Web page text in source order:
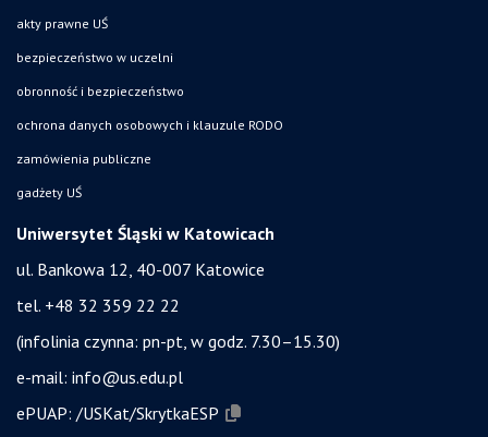
akty prawne UŚ
bezpieczeństwo w uczelni
obronność i bezpieczeństwo
ochrona danych osobowych i klauzule RODO
zamówienia publiczne
gadżety UŚ
Uniwersytet Śląski w Katowicach
ul. Bankowa 12, 40-007 Katowice
tel. +48 32 359 22 22
(infolinia czynna: pn-pt, w godz. 7.30–15.30)
e-mail: info@us.edu.pl
ePUAP: /USKat/SkrytkaESP